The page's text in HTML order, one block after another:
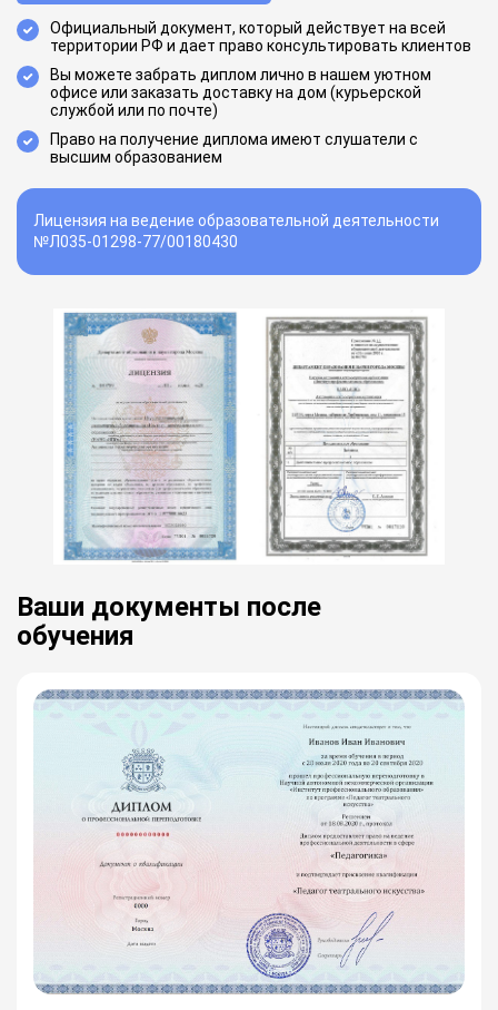
Официальный документ, который действует на всей
территории РФ и дает право консультировать клиентов
Вы можете забрать диплом лично в нашем уютном
офисе или заказать доставку на дом (курьерской
службой или по почте)
Право на получение диплома имеют слушатели с
высшим образованием
Лицензия на ведение образовательной деятельности
№Л035-01298-77/00180430
Ваши документы после
обучения